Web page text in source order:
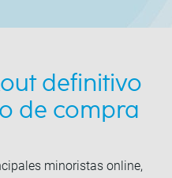
definitivo
de compra
minoristas online,